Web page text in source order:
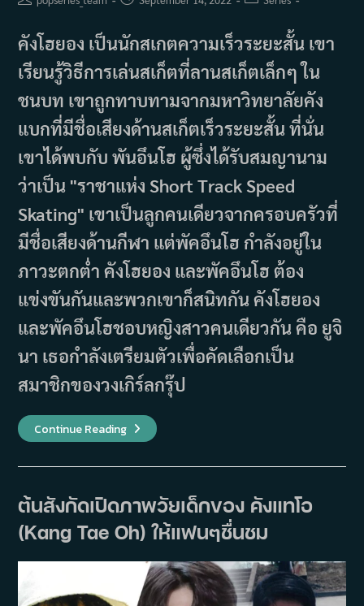
คังโฮยอง เป็นนักสเกตความเร็วระยะสั้น เขา
เรียนรู้วิธีการเล่นสเก็ตที่ลานสเก็ตเล็กๆ ใน
ชนบท เขาถูกทาบทามจากมหาวิทยาลัยคัง
แบกที่มีชื่อเสียงด้านสเก็ตเร็วระยะสั้น ที่นั่น
เขาได้พบกับ พันอึนโฮ ผู้ซึ่งได้รับสมญานาม
ว่าเป็น "ราชาแห่ง Short Track Speed ​​
Skating" เขาเป็นลูกคนเดียวจากครอบครัวที่
มีชื่อเสียงด้านกีฬา แต่พัคอึนโฮ กำลังอยู่ใน
ภาวะตกต่ำ คังโฮยอง และพัคอึนโฮ ต้อง
แข่งขันกันและพวกเขาก็สนิทกัน คังโฮยอง
และพัคอึนโฮชอบหญิงสาวคนเดียวกัน คือ ยูจิ
นา เธอกำลังเตรียมตัวเพื่อคัดเลือกเป็น
สมาชิกของวงเกิร์ลกรุ๊ป
Continue Readingเรื่อง
ย่อ
Short
ต้นสังกัดเปิดภาพวัยเด็กของ คังแทโอ
(Kang Tae Oh) ให้แฟนๆชื่นชม